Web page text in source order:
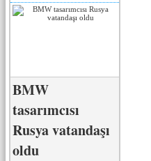
BMW
tasarımcısı
Rusya vatandaşı
oldu